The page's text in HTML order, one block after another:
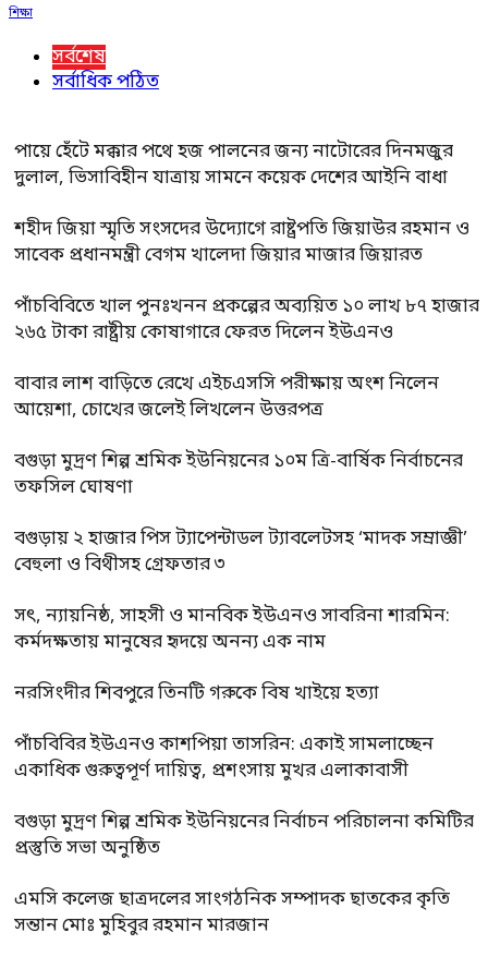
শিক্ষা
সর্বশেষ
সর্বাধিক পঠিত
পায়ে হেঁটে মক্কার পথে হজ পালনের জন্য নাটোরের দিনমজুর
দুলাল, ভিসাবিহীন যাত্রায় সামনে কয়েক দেশের আইনি বাধা
শহীদ জিয়া স্মৃতি সংসদের উদ্যোগে রাষ্ট্রপতি জিয়াউর রহমান ও
সাবেক প্রধানমন্ত্রী বেগম খালেদা জিয়ার মাজার জিয়ারত
পাঁচবিবিতে খাল পুনঃখনন প্রকল্পের অব্যয়িত ১০ লাখ ৮৭ হাজার
২৬৫ টাকা রাষ্ট্রীয় কোষাগারে ফেরত দিলেন ইউএনও
বাবার লাশ বাড়িতে রেখে এইচএসসি পরীক্ষায় অংশ নিলেন
আয়েশা, চোখের জলেই লিখলেন উত্তরপত্র
বগুড়া মুদ্রণ শিল্প শ্রমিক ইউনিয়নের ১০ম ত্রি-বার্ষিক নির্বাচনের
তফসিল ঘোষণা
বগুড়ায় ২ হাজার পিস ট্যাপেন্টাডল ট্যাবলেটসহ ‘মাদক সম্রাজ্ঞী’
বেহুলা ও বিথীসহ গ্রেফতার ৩
সৎ, ন্যায়নিষ্ঠ, সাহসী ও মানবিক ইউএনও সাবরিনা শারমিন:
কর্মদক্ষতায় মানুষের হৃদয়ে অনন্য এক নাম
নরসিংদীর শিবপুরে তিনটি গরুকে বিষ খাইয়ে হত্যা
পাঁচবিবির ইউএনও কাশপিয়া তাসরিন: একাই সামলাচ্ছেন
একাধিক গুরুত্বপূর্ণ দায়িত্ব, প্রশংসায় মুখর এলাকাবাসী
বগুড়া মুদ্রণ শিল্প শ্রমিক ইউনিয়নের নির্বাচন পরিচালনা কমিটির
প্রস্তুতি সভা অনুষ্ঠিত
এমসি কলেজ ছাত্রদলের সাংগঠনিক সম্পাদক ছাতকের কৃতি
সন্তান মোঃ মুহিবুর রহমান মারজান